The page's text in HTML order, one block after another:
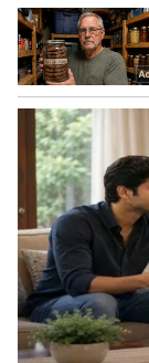
வர்றார்.
பட்டாளமே
கோபி,
நிகிலா
ரெஜினா
அஜய்,
நிறைய பேர்
இந்த
மொழி